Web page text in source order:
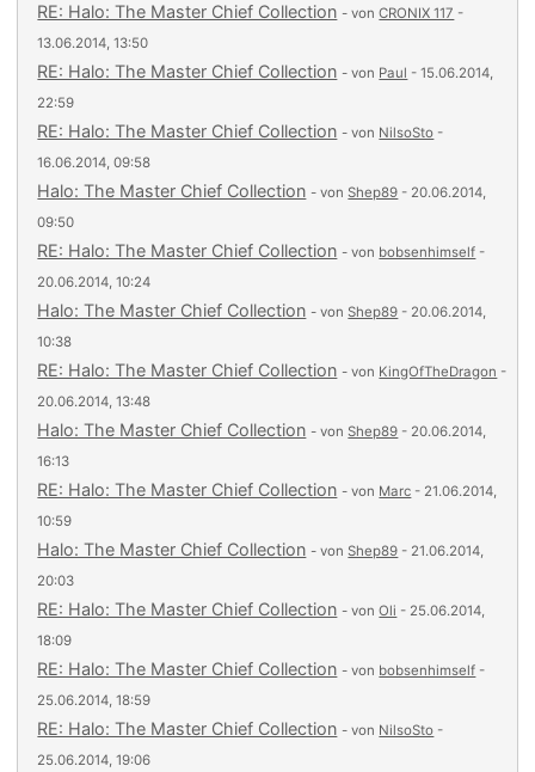
RE: Halo: The Master Chief Collection - vonCRONIX 117 -
13.06.2014, 13:50
RE: Halo: The Master Chief Collection - von Paul - 15.06.2014,
22:59
RE: Halo: The Master Chief Collection - von NilsoSto -
16.06.2014, 09:58
Halo: The Master Chief Collection - vonShep89 - 20.06.2014,
09:50
RE: Halo: The Master Chief Collection - von bobsenhimself -
20.06.2014, 10:24
Halo: The Master Chief Collection - vonShep89 - 20.06.2014,
10:38
RE: Halo: The Master Chief Collection - von KingOfTheDragon -
20.06.2014, 13:48
Halo: The Master Chief Collection - vonShep89 - 20.06.2014,
16:13
RE: Halo: The Master Chief Collection - von Marc - 21.06.2014,
10:59
Halo: The Master Chief Collection - vonShep89 - 21.06.2014,
20:03
RE: Halo: The Master Chief Collection - vonOli - 25.06.2014,
18:09
RE: Halo: The Master Chief Collection - von bobsenhimself -
25.06.2014, 18:59
RE: Halo: The Master Chief Collection - von NilsoSto -
25.06.2014, 19:06